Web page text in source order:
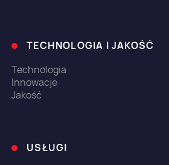
TECHNOLOGIA I JAKOŚĆ
Technologia
Innowacje
Jakość
USŁUGI